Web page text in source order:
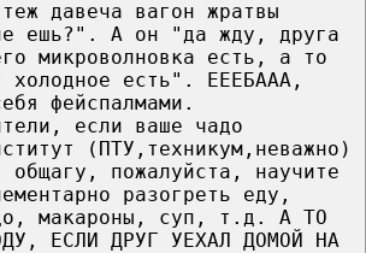
давеча вагон жратвы
ешь?". А он "да жду, друга
микроволновка есть, а то
холодное есть". ЕЕЕБААА,
фейспалмами.
если ваше чадо
(ПТУ,техникум,неважно)
общагу, пожалуйста, научите
разогреть еду,
макароны, суп, т.д. А ТО
ЕСЛИ ДРУГ УЕХАЛ ДОМОЙ НА